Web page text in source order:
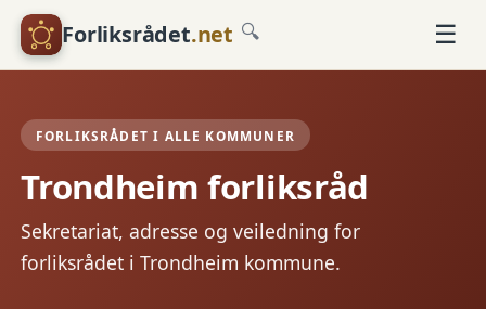
Forliksrådet.net 🔍 ☰
FORLIKSRÅDET I ALLE KOMMUNER
Trondheim forliksråd
Sekretariat, adresse og veiledning for
forliksrådet i Trondheim kommune.